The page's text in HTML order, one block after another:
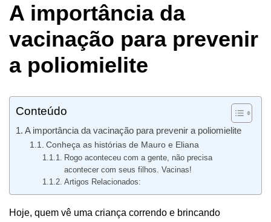
A importância da
vacinação para prevenir
a poliomielite
Conteúdo
A importância da vacinação para prevenir a poliomielite
Conheça as histórias de Mauro e Eliana
Rogo aconteceu com a gente, não precisa
acontecer com seus filhos. Vacinas!
Artigos Relacionados:
Hoje, quem vê uma criança correndo e brincando